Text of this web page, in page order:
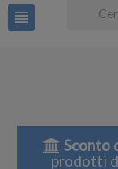
view_headline
Sconto
prodotti